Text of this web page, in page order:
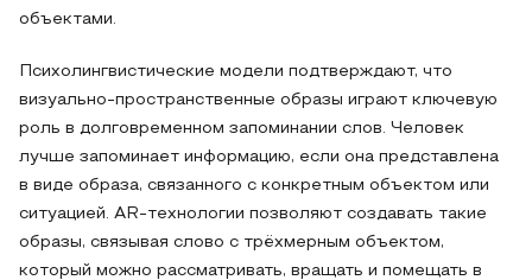
объектами.
Психолингвистические модели подтверждают, что
визуально-пространственные образы играют ключевую
роль в долговременном запоминании слов. Человек
лучше запоминает информацию, если она представлена
в виде образа, связанного с конкретным объектом или
ситуацией. AR-технологии позволяют создавать такие
образы, связывая слово с трёхмерным объектом,
который можно рассматривать, вращать и помещать в